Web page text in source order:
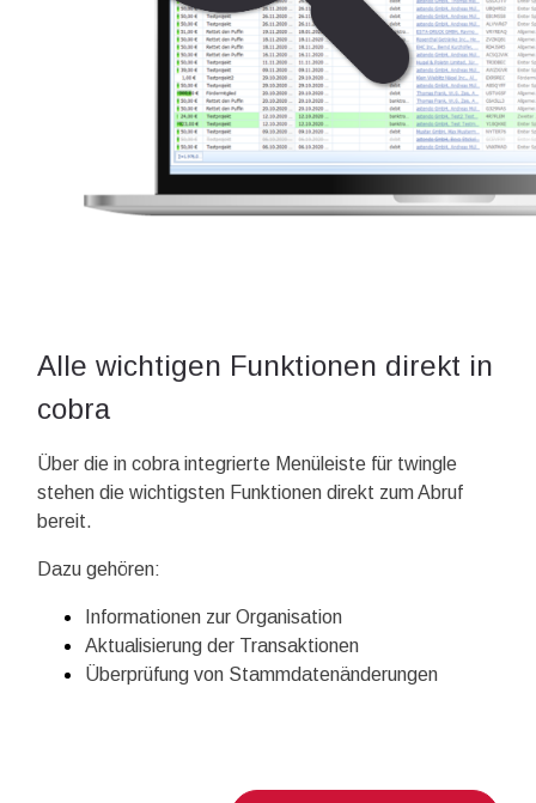
Alle wichtigen Funktionen direkt in
cobra
Über die in cobra integrierte Menüleiste für twingle
stehen die wichtigsten Funktionen direkt zum Abruf
bereit.
Dazu gehören:
Informationen zur Organisation
Aktualisierung der Transaktionen
Überprüfung von Stammdatenänderungen